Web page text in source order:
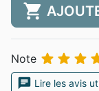
shopping_cart
Note   
chat Lire les avis